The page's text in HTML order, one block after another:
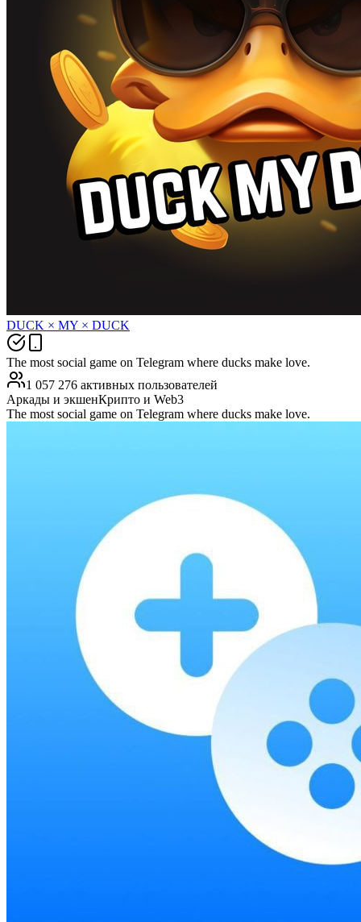
DUCK × MY × DUCK
The most social game on Telegram where ducks make love.
1 057 276 активных пользователей
Аркады и экшенКрипто и Web3
The most social game on Telegram where ducks make love.